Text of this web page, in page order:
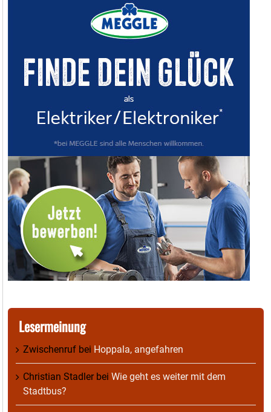
Lesermeinung
Zwischenruf bei Hoppala, angefahren
Christian Stadlerbei Wie geht es weiter mit dem
Stadtbus?